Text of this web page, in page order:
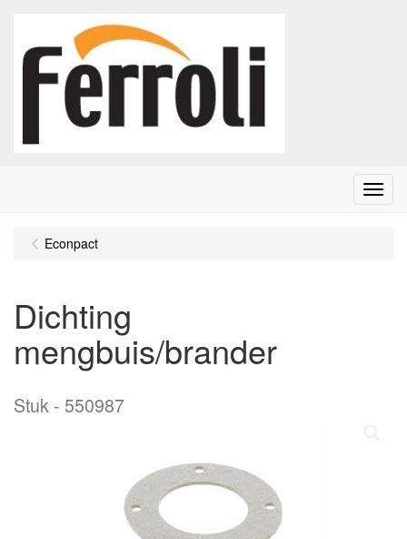
Menu
Econpact
Dichting
mengbuis/brander
Stuk 550987